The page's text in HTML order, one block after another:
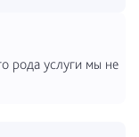
рода услуги мы не